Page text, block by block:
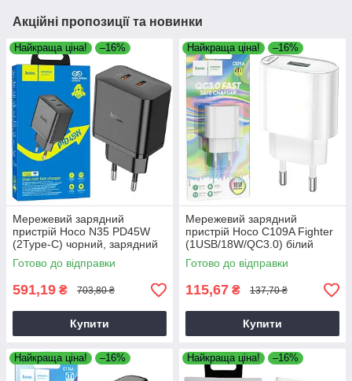
Акційні пропозиції та новинки
Найкраща ціна! –16%
Мережевий зарядний
пристрій Hoco N35 PD45W
(2Type-C) чорний, зарядний
блок
Готово до відправки
591,19 ₴ 703,80 ₴
Купити
Найкраща ціна! –16%
Мережевий зарядний
пристрій Hoco C109A Fighter
(1USB/18W/QC3.0) білий
Готово до відправки
115,67 ₴ 137,70 ₴
Купити
Найкраща ціна! –16% Найкраща ціна! –16%